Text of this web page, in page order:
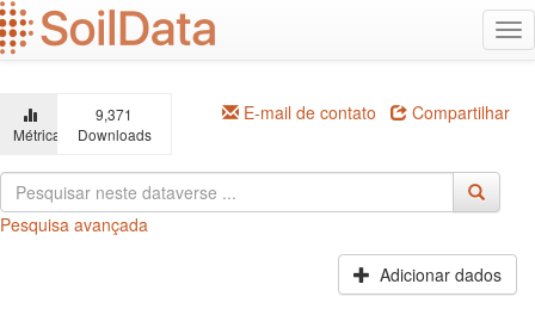
Ir
para
o
principal
Métricas
9,371
Downloads
E-mail de contato Compartilhar
Pesquisa avançada
Adicionar dados